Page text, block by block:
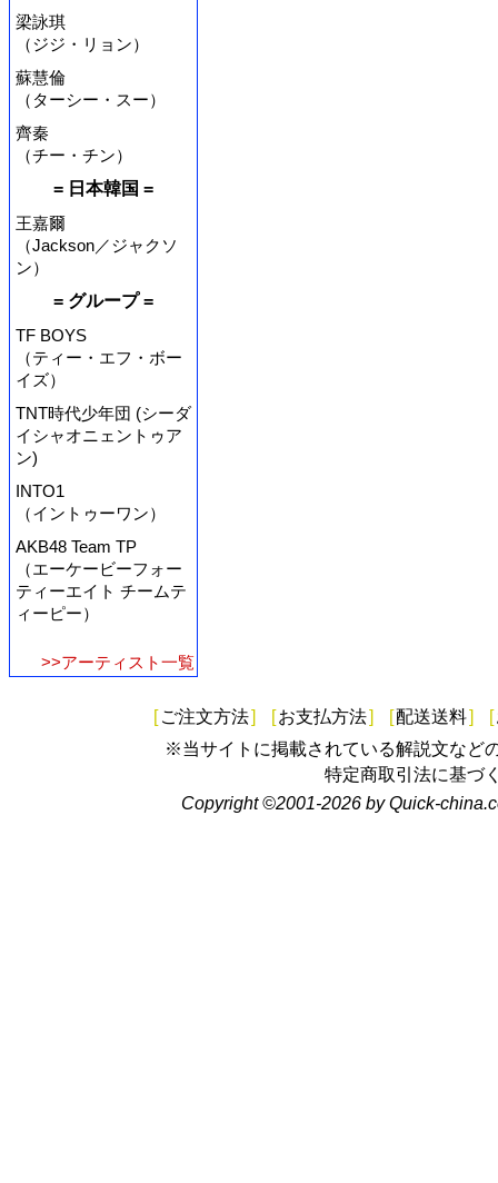
梁詠琪
（ジジ・リョン）
蘇慧倫
（ターシー・スー）
齊秦
（チー・チン）
= 日本韓国 =
王嘉爾
（Jackson／ジャクソ
ン）
= グループ =
TF BOYS
（ティー・エフ・ボー
イズ）
TNT時代少年団 (シーダ
イシャオニェントゥア
ン)
INTO1
（イントゥーワン）
AKB48 Team TP
（エーケービーフォー
ティーエイト チームテ
ィーピー）
>>アーティスト一覧
[ ご注文方法] [お支払方法] [配送送料] [
※当サイトに掲載されている解説文など
特定商取引法に基づ
Copyright ©2001-2026 by Quick-